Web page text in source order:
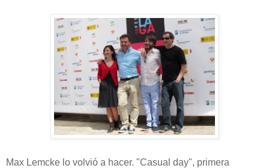
Max Lemcke lo volvió a hacer. "Casual day", primera